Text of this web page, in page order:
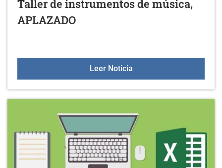
Taller de instrumentos de música,
APLAZADO
Leer NoticiaTaller de instrumentos